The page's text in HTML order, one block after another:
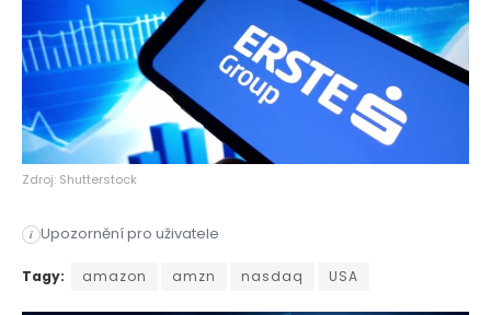
Zdroj: Shutterstock
i Upozornění pro uživatele
Index S&P 500 uzavřel v pátek vyšší, ale investoři museli
Tagy: amazon amzn nasdaq USA